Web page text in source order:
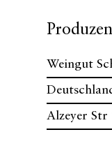
Weingut
Alzeyer Str